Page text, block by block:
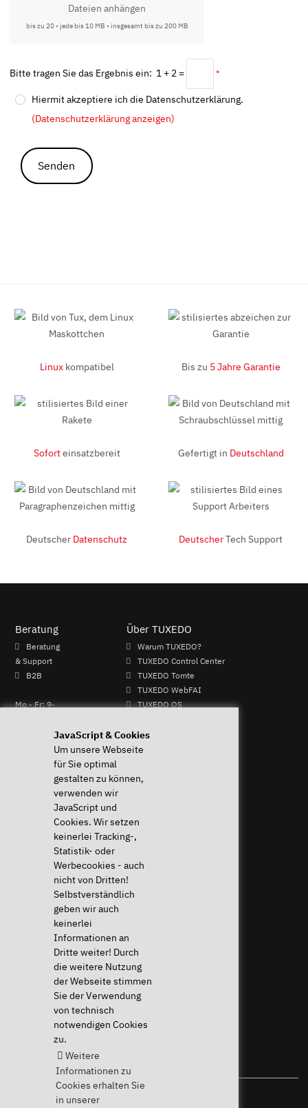
JavaScript & Cookies
Um unsere Webseite
für Sie optimal
gestalten zu können,
verwenden wir
JavaScript und
Cookies. Wir setzen
keinerlei Tracking-,
Statistik- oder
Werbecookies - auch
nicht von Dritten!
Selbstverständlich
geben wir auch
keinerlei
Informationen an
Dritte weiter! Durch
die weitere Nutzung
der Webseite stimmen
Sie der Verwendung
von technisch
notwendigen Cookies
zu.
Weitere
Informationen zu
Cookies erhalten Sie
in unserer
Dateien anhängen
bis zu 20 • jede bis 10 MB • insgesamt bis zu 200 MB
Bitte tragen Sie das Ergebnis ein: 1 + 2 = *
Hiermit akzeptiere ich die Datenschutzerklärung.
(Datenschutzerklärung anzeigen)
Senden
Linuxkompatibel Bis zu 5 Jahre Garantie
Soforteinsatzbereit Gefertigt in Deutschland
Deutscher Datenschutz DeutscherTech Support
Beratung
Beratung
& Support
B2B
Mo - Fr: 9-
Widerruf ausführen
Über TUXEDO
Warum TUXEDO?
TUXEDO Control Center
TUXEDO Tomte
TUXEDO WebFAI
TUXEDO OS
Individuelle Logos und
Tastaturen
Hilfe & Support
Downloads & Treiber
Systemdiagnose
Häufige Fragen (FAQ)
Anleitungen
Hilfe für mein Gerät
Widerrufsrecht
Versandkosten & Lieferzeiten
Zahlungsarten
Community
Ihr Linux-Spezialist seit 2004